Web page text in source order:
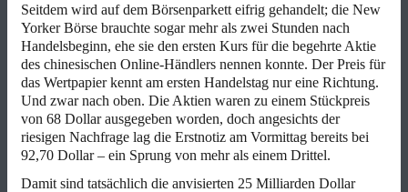
Seitdem wird auf dem Börsenparkett eifrig gehandelt; die New
Yorker Börse brauchte sogar mehr als zwei Stunden nach
Handelsbeginn, ehe sie den ersten Kurs für die begehrte Aktie
des chinesischen Online-Händlers nennen konnte. Der Preis für
das Wertpapier kennt am ersten Handelstag nur eine Richtung.
Und zwar nach oben. Die Aktien waren zu einem Stückpreis
von 68 Dollar ausgegeben worden, doch angesichts der
riesigen Nachfrage lag die Erstnotiz am Vormittag bereits bei
92,70 Dollar – ein Sprung von mehr als einem Drittel.
Damit sind tatsächlich die anvisierten 25 Milliarden Dollar